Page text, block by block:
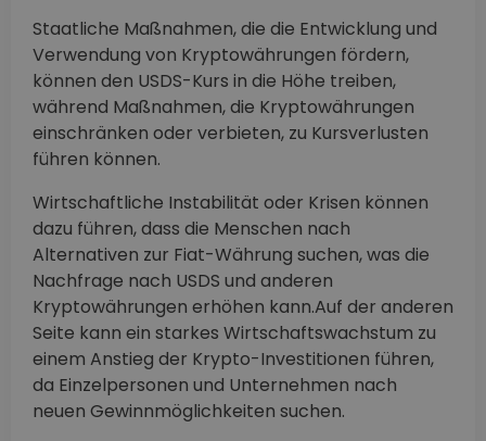
Staatliche Maßnahmen, die die Entwicklung und
Verwendung von Kryptowährungen fördern,
können den USDS-Kurs in die Höhe treiben,
während Maßnahmen, die Kryptowährungen
einschränken oder verbieten, zu Kursverlusten
führen können.
Wirtschaftliche Instabilität oder Krisen können
dazu führen, dass die Menschen nach
Alternativen zur Fiat-Währung suchen, was die
Nachfrage nach USDS und anderen
Kryptowährungen erhöhen kann.Auf der anderen
Seite kann ein starkes Wirtschaftswachstum zu
einem Anstieg der Krypto-Investitionen führen,
da Einzelpersonen und Unternehmen nach
neuen Gewinnmöglichkeiten suchen.